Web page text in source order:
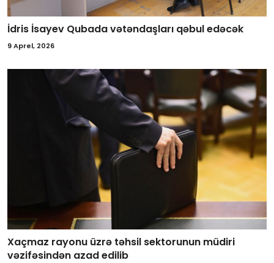
İdris İsayev Qubada vətəndaşları qəbul edəcək
9 Aprel, 2026
Xaçmaz rayonu üzrə təhsil sektorunun müdiri
vəzifəsindən azad edilib